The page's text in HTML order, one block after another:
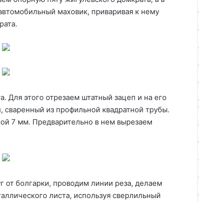
маховик, приваривая к нему
Для этого отрезаем штатный зацеп и на его
из профильной квадратной трубы.
7 мм. Предварительно в нем вырезаем
болгарки, проводим линии реза, делаем
листа, используя сверлильный